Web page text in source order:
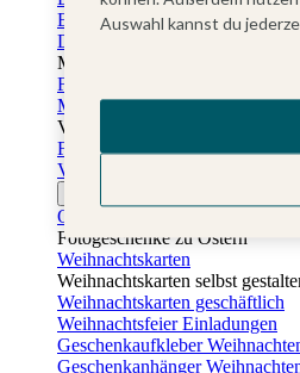
Einladungskarten Einschulung
Danksagung Einschulung
Muttertag
Fotogeschenke Muttertag
Muttertagskarten
Vatertag
Fotogeschenke Vatertag
Vatertagskarten
Osterkarten
Fotogeschenke zu Ostern
Weihnachtskarten
Weihnachtskarten selbst
Weihnachtskarten geschäftlich
Weihnachtsfeier Einladungen
Geschenkaufkleber
Geschenkanhänger
Auswahl kannst du